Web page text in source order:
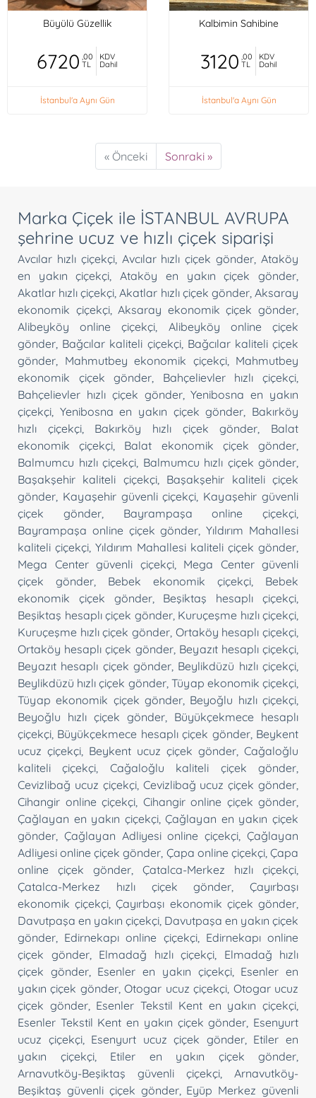
Büyülü Güzellik
6720 ,00
TL
KDV
Dahil
İstanbul'a Aynı Gün
Kalbimin Sahibine
3120 ,00
TL
KDV
Dahil
İstanbul'a Aynı Gün
« Önceki Sonraki »
Marka Çiçek ile İSTANBUL AVRUPA
şehrine ucuz ve hızlı çiçek siparişi
Avcılar hızlı çiçekçi, Avcılar hızlı çiçek gönder ,Ataköy
en yakın çiçekçi ,Ataköy en yakın çiçek gönder
Akatlar hızlı çiçekçi ,Akatlar hızlı çiçek gönder,Aksaray
ekonomik çiçekçi,Aksaray ekonomik çiçek gönder
Alibeyköy online çiçekçi
Alibeyköy online çiçek
gönder Bağcılar kaliteli çiçekçi, Bağcılar kaliteli çiçek
gönder
Mahmutbey ekonomik çiçekçi, Mahmutbey
ekonomik çiçek gönder
Bahçelievler hızlı çiçekçi
Bahçelievler hızlı çiçek gönder,Yenibosna en yakın
çiçekçi Yenibosna en yakın çiçek gönder
Bakırköy
hızlı çiçekçi, Bakırköy hızlı çiçek gönder
Balat
ekonomik çiçekçi
Balat ekonomik çiçek gönder
Balmumcu hızlı çiçekçi Balmumcu hızlı çiçek gönder
Başakşehir kaliteli çiçekçi, Başakşehir kaliteli çiçek
gönder Kayaşehir güvenli çiçekçi Kayaşehir güvenli
çiçek gönder, Bayrampaşa online çiçekçi
Bayrampaşa online çiçek gönder ,Yıldırım Mahallesi
kaliteli çiçekçi Yıldırım Mahallesi kaliteli çiçek gönder
Mega Center güvenli çiçekçi, Mega Center güvenli
çiçek gönder
Bebek ekonomik çiçekçi
Bebek
ekonomik çiçek gönder, Beşiktaş hesaplı çiçekçi
Beşiktaş hesaplı çiçek gönder, Kuruçeşme hızlı çiçekçi
Kuruçeşme hızlı çiçek gönder Ortaköy hesaplı çiçekçi
Ortaköy hesaplı çiçek gönder, Beyazıt hesaplı çiçekçi
Beyazıt hesaplı çiçek gönder Beylikdüzü hızlı çiçekçi
Beylikdüzü hızlı çiçek gönder, Tüyap ekonomik çiçekçi
Tüyap ekonomik çiçek gönder Beyoğlu hızlı çiçekçi
Beyoğlu hızlı çiçek gönder
Büyükçekmece hesaplı
çiçekçi Büyükçekmece hesaplı çiçek gönder, Beykent
ucuz çiçekçi Beykent ucuz çiçek gönder Cağaloğlu
kaliteli çiçekçi
Cağaloğlu kaliteli çiçek gönder
Cevizlibağ ucuz çiçekçi, Cevizlibağ ucuz çiçek gönder
Cihangir online çiçekçi Cihangir online çiçek gönder
Çağlayan en yakın çiçekçi,Çağlayan en yakın çiçek
gönder Çağlayan Adliyesi online çiçekçi ,Çağlayan
Adliyesi online çiçek gönder Çapa online çiçekçi,Çapa
online çiçek gönder
Çatalca-Merkez hızlı çiçekçi
Çatalca-Merkez hızlı çiçek gönder
Çayırbaşı
ekonomik çiçekçi ,Çayırbaşı ekonomik çiçek gönder
Davutpaşa en yakın çiçekçi Davutpaşa en yakın çiçek
gönder
Edirnekapı online çiçekçi, Edirnekapı online
çiçek gönder, Elmadağ hızlı çiçekçi
Elmadağ hızlı
çiçek gönder, Esenler en yakın çiçekçi, Esenler en
yakın çiçek gönder,Otogar ucuz çiçekçi Otogar ucuz
çiçek gönder, Esenler Tekstil Kent en yakın çiçekçi
Esenler Tekstil Kent en yakın çiçek gönder Esenyurt
ucuz çiçekçi, Esenyurt ucuz çiçek gönder, Etiler en
yakın çiçekçi, Etiler en yakın çiçek gönder
Arnavutköy-Beşiktaş güvenli çiçekçi
Arnavutköy-
Beşiktaş güvenli çiçek gönder, Eyüp Merkez güvenli